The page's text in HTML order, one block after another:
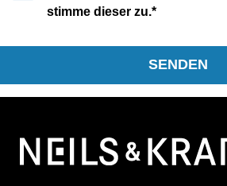
stimme dieser zu.
SENDEN